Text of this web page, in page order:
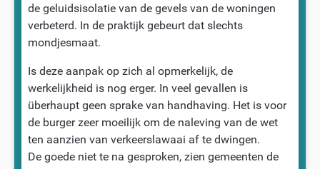
de geluidsisolatie van de gevels van de woningen
verbeterd. In de praktijk gebeurt dat slechts
mondjesmaat.
Is deze aanpak op zich al opmerkelijk, de
werkelijkheid is nog erger. In veel gevallen is
überhaupt geen sprake van handhaving. Het is voor
de burger zeer moeilijk om de naleving van de wet
ten aanzien van verkeerslawaai af te dwingen.
De goede niet te na gesproken, zien gemeenten de